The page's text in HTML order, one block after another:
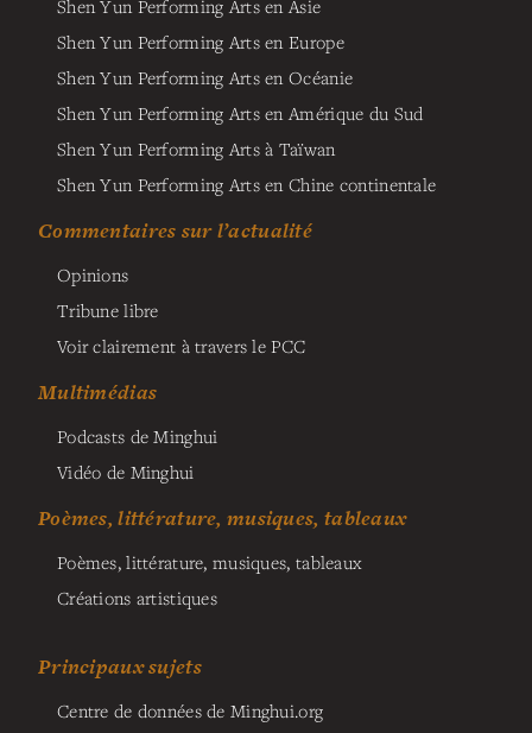
Shen Yun Performing Arts en Asie
Shen Yun Performing Arts en Europe
Shen Yun Performing Arts en Océanie
Shen Yun Performing Arts en Amérique du Sud
Shen Yun Performing Arts à Taïwan
Shen Yun Performing Arts en Chine continentale
Commentaires sur l’actualité
Opinions
Tribune libre
Voir clairement à travers le PCC
Multimédias
Podcasts de Minghui
Vidéo de Minghui
Poèmes, littérature, musiques, tableaux
Poèmes, littérature, musiques, tableaux
Créations artistiques
Principaux sujets
Centre de données de Minghui.org